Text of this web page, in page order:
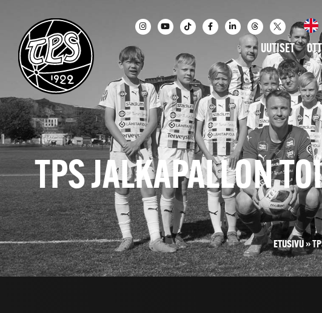
UUTISET
TPS JALKAPALLON
ETUSIVU»